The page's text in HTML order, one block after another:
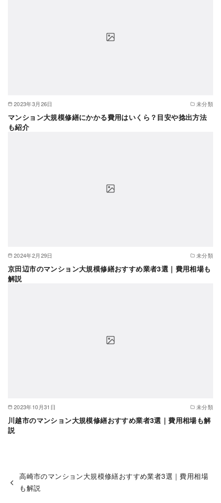
2023年3月26日 未分類
マンション大規模修繕にかかる費用はいくら？目安や捻出方法
も紹介
2024年2月29日 未分類
京田辺市のマンション大規模修繕おすすめ業者3選｜費用相場も
解説
2023年10月31日 未分類
川越市のマンション大規模修繕おすすめ業者3選｜費用相場も解
説
高崎市のマンション大規模修繕おすすめ業者3選｜費用相場
も解説